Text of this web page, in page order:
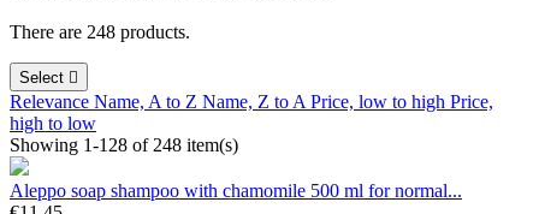
There are 248 products.
Select 
Relevance Name, A to Z Name, Z to APrice, low to high Price,
high to low
Showing 1-128 of 248 item(s)
Aleppo soap shampoo with chamomile 500 ml for normal...